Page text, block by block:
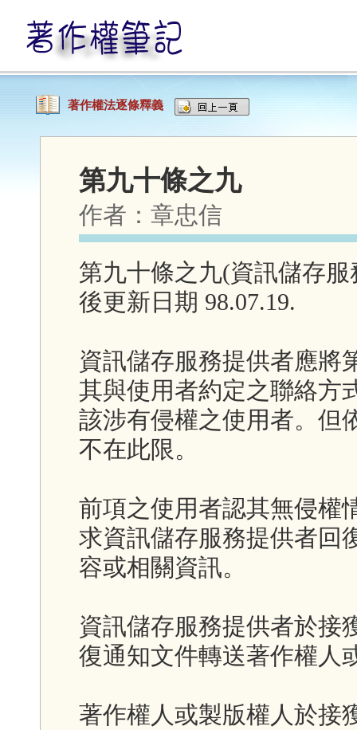
著作權法逐條釋義
第九十條之九
作者： 章忠信
第九十條之九(資訊儲存
後更新日期 98.07.19.
資訊儲存服務提供者應將
其與使用者約定之聯絡方
該涉有侵權之使用者。但
不在此限。
前項之使用者認其無侵權
求資訊儲存服務提供者回
容或相關資訊。
資訊儲存服務提供者於接
復通知文件轉送著作權人
著作權人或製版權人於接